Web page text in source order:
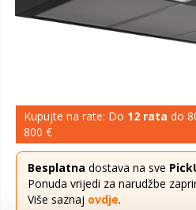
Kupujte na rate: Do 12 rata do
800 €
Besplatna dostava na sve
Ponuda vrijedi za narudžbe
Više saznaj ovdje.